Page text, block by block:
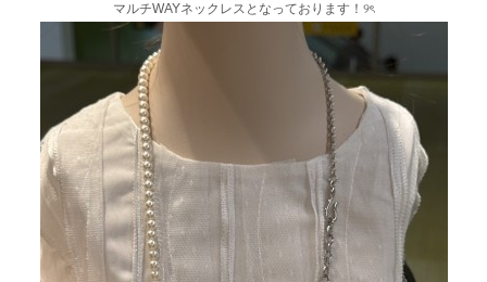
マルチWAYネックレスとなっております！୨ৎ